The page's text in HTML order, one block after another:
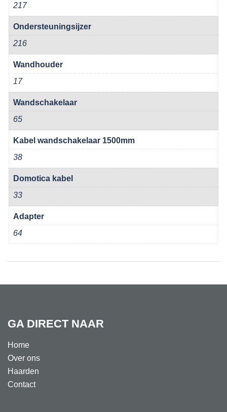
217
Ondersteuningsijzer
216
Wandhouder
17
Wandschakelaar
65
Kabel wandschakelaar 1500mm
38
Domotica kabel
33
Adapter
64
GA DIRECT NAAR
Home
Over ons
Haarden
Contact